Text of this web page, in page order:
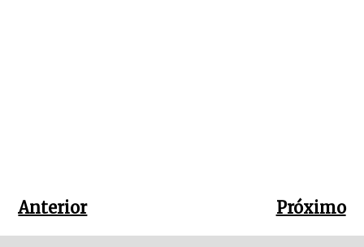
Anterior Próximo